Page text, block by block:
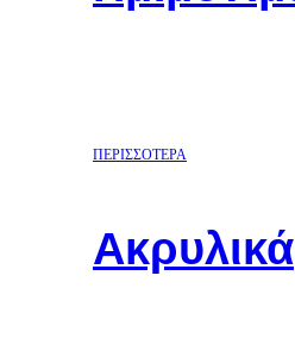
ΠΕΡΙΣΣΟΤΕΡΑ
Ακρυλικά